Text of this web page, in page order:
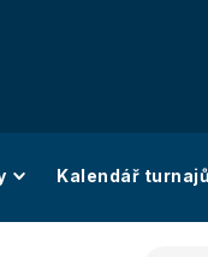
Kalendář turnajů